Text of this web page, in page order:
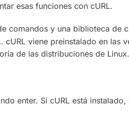
esas funciones con cURL.
comandos y una biblioteca de
cURL viene preinstalado en las
de las distribuciones de
enter. Si cURL está